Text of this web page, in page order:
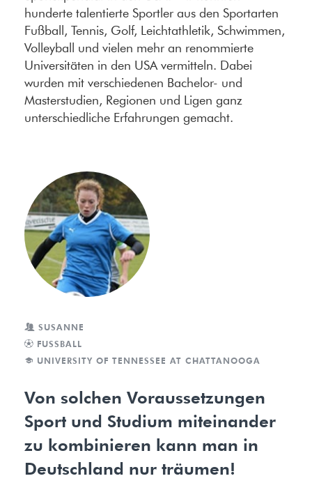
hunderte talentierte Sportler aus den Sportarten
Fußball, Tennis, Golf, Leichtathletik, Schwimmen,
Volleyball und vielen mehr an renommierte
Universitäten in den USA vermitteln. Dabei
wurden mit verschiedenen Bachelor- und
Masterstudien, Regionen und Ligen ganz
unterschiedliche Erfahrungen gemacht.
SUSANNE
FUSSBALL
UNIVERSITY OF TENNESSEE AT CHATTANOOGA
Von solchen Voraussetzungen
Sport und Studium miteinander
zu kombinieren kann man in
Deutschland nur träumen!